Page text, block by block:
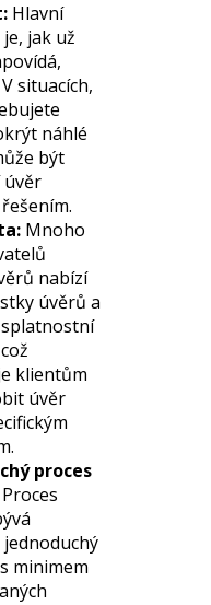
Hlavní
jak už
situacích,
náhlé
být
úvěr
Mnoho
nabízí
úvěrů a
klientům
úvěr
proces
Proces
minimem